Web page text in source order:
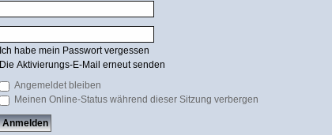
Ich habe mein Passwort vergessen
Die Aktivierungs-E-Mail erneut senden
Angemeldet bleiben
Meinen Online-Status während dieser Sitzung verbergen